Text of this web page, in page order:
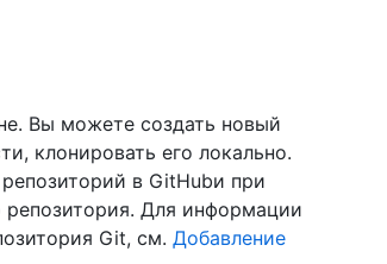
Вы можете создать новый
клонировать его локально.
в GitHubи при
репозитория. Для информации
Git, см. Добавление